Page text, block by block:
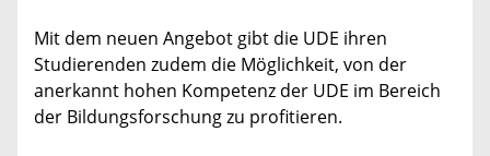
Mit dem neuen Angebot gibt die UDE ihren
Studierenden zudem die Möglichkeit, von der
anerkannt hohen Kompetenz der UDE im Bereich
der Bildungsforschung zu profitieren.